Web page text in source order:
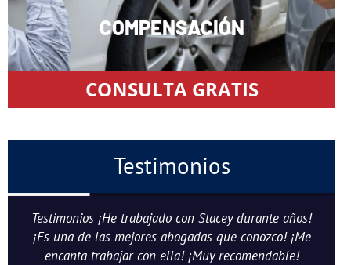
COMPENSACIÓN
CONSULTA GRATIS
Testimonios
Testimonios ¡He trabajado con Stacey durante años!
¡Es una de las mejores abogadas que conozco! ¡Me
encanta trabajar con ella! ¡Muy recomendable!